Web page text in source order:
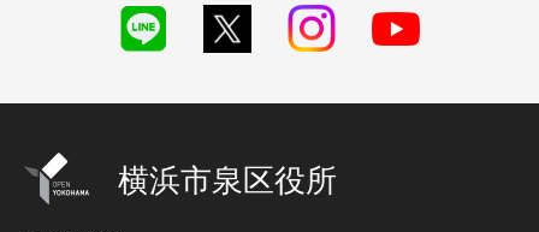
横浜市泉区役所